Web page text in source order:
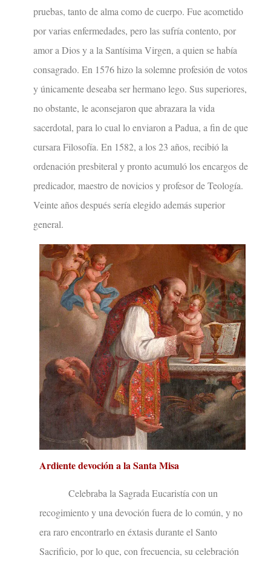
pruebas, tanto de alma como de cuerpo. Fue acometido
por varias enfermedades, pero las sufría contento, por
amor a Dios y a la Santísima Virgen, a quien se había
consagrado. En 1576 hizo la solemne profesión de votos
y únicamente deseaba ser hermano lego. Sus superiores,
no obstante, le aconsejaron que abrazara la vida
sacerdotal, para lo cual lo enviaron a Padua, a fin de que
cursara Filosofía. En 1582, a los 23 años, recibió la
ordenación presbiteral y pronto acumuló los encargos de
predicador, maestro de novicios y profesor de Teología.
Veinte años después sería elegido además superior
general.
Ardiente devoción a la Santa Misa
Celebraba la Sagrada Eucaristía con un
recogimiento y una devoción fuera de lo común, y no
era raro encontrarlo en éxtasis durante el Santo
Sacrificio, por lo que, con frecuencia, su celebración